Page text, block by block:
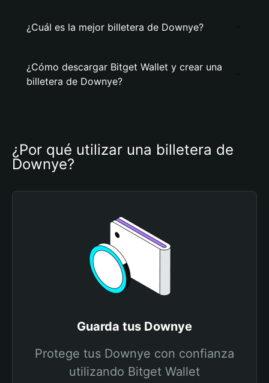
¿Cuál es la mejor billetera de Downye?
¿Cómo descargar Bitget Wallet y crear una
billetera de Downye?
¿Por qué utilizar una billetera de
Downye?
Guarda tus Downye
Protege tus Downye con confianza
utilizando Bitget Wallet